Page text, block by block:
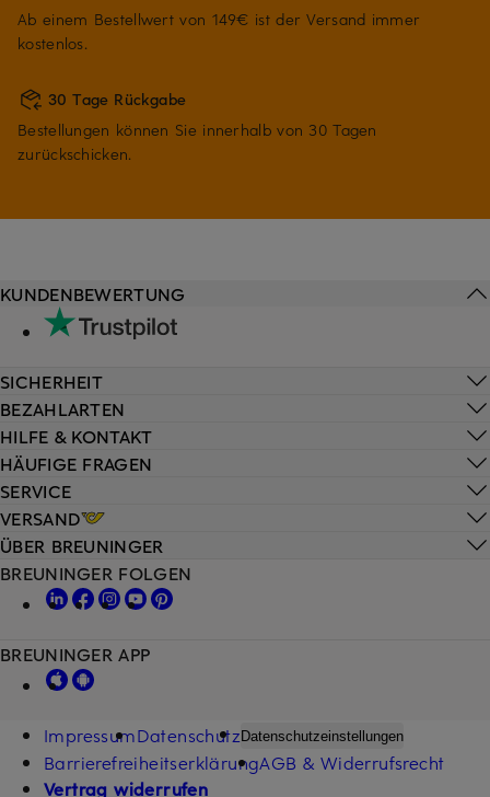
Ab einem Bestellwert von 149€ ist der Versand immer
kostenlos.
30 Tage Rückgabe
Bestellungen können Sie innerhalb von 30 Tagen
zurückschicken.
HILFE & KONTAKT
HÄUFIGE FRAGEN
SERVICE
VERSAND
KUNDENBEWERTUNG
SICHERHEIT
BEZAHLARTEN
ÜBER BREUNINGER
BREUNINGER FOLGEN
BREUNINGER APP
ImpressumDatenschutzDatenschutzeinstellungen
BarrierefreiheitserklärungAGB & Widerrufsrecht
Vertrag widerrufen